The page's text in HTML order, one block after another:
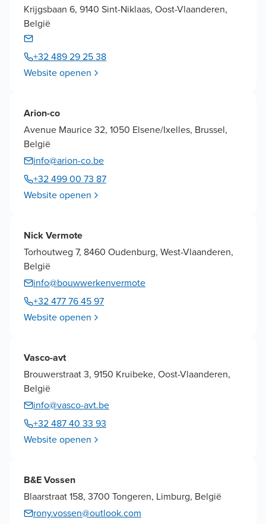
Krijgsbaan 6, 9140 Sint-Niklaas, Oost-Vlaanderen,
België
+32 489 29 25 38
Website openen
Arion-co
Avenue Maurice 32, 1050 Elsene/Ixelles, Brussel,
België
info@arion-co.be
+32 499 00 73 87
Website openen
Nick Vermote
Torhoutweg 7, 8460 Oudenburg, West-Vlaanderen,
België
info@bouwwerkenvermote
+32 477 76 45 97
Website openen
Vasco-avt
Brouwerstraat 3, 9150 Kruibeke, Oost-Vlaanderen,
België
info@vasco-avt.be
+32 487 40 33 93
Website openen
B&E Vossen
Blaarstraat 158, 3700 Tongeren, Limburg, België
rony.vossen@outlook.com